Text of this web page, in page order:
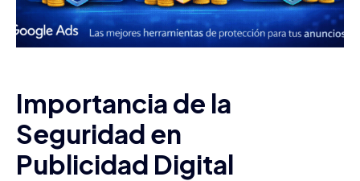
Importancia de la
Seguridad en
Publicidad Digital